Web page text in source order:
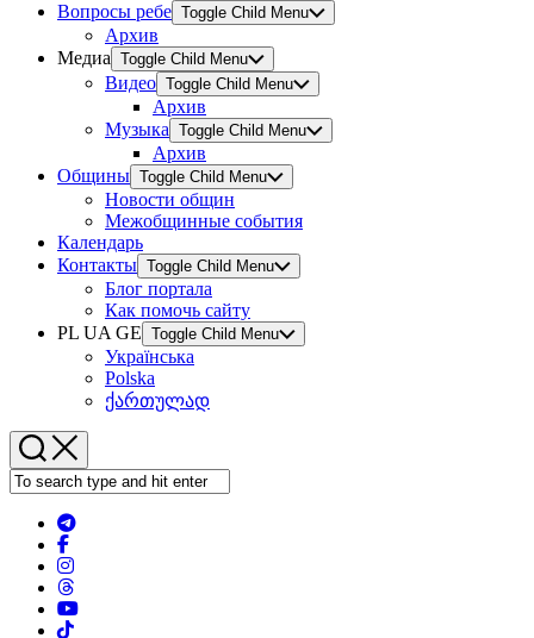
Вопросы ребе Toggle Child Menu
Архив
Медиа Toggle Child Menu
Видео Toggle Child Menu
Архив
Музыка Toggle Child Menu
Архив
Общины Toggle Child Menu
Новости общин
Межобщинные события
Календарь
Контакты Toggle Child Menu
Блог портала
Как помочь сайту
PL UA GE Toggle Child Menu
Українська
Polska
ქართულად